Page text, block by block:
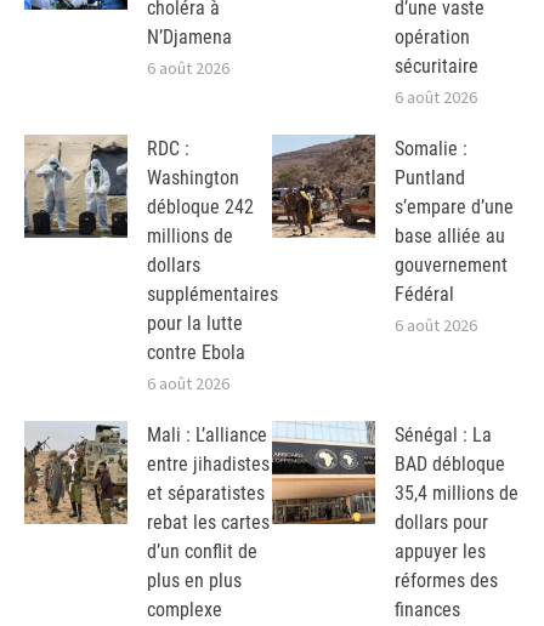
choléra à
N’Djamena
6 août 2026
d’une vaste
opération
sécuritaire
6 août 2026
RDC :
Washington
débloque 242
millions de
dollars
supplémentaires
pour la lutte
contre Ebola
6 août 2026
Somalie :
Puntland
s’empare d’une
base alliée au
gouvernement
Fédéral
6 août 2026
Mali : L’alliance
entre jihadistes
et séparatistes
rebat les cartes
d’un conflit de
plus en plus
complexe
Sénégal : La
BAD débloque
35,4 millions de
dollars pour
appuyer les
réformes des
finances